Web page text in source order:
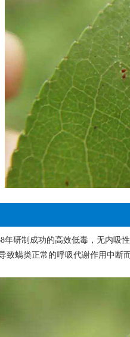
年研制成功的高效低毒，无内吸
致螨类正常的呼吸代谢作用中